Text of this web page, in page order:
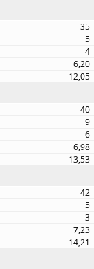
35
5
4
6,20
12,05
40
9
6
6,98
13,53
42
5
3
7,23
14,21